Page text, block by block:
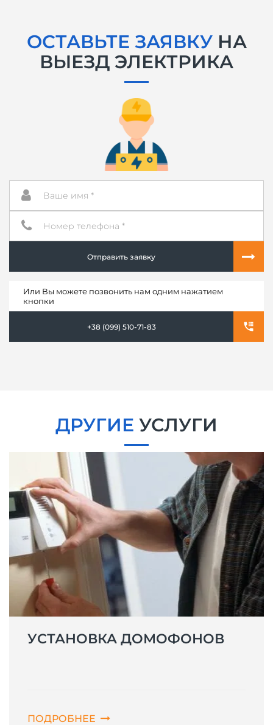
ОСТАВЬТЕ ЗАЯВКУНА
ВЫЕЗД ЭЛЕКТРИКА
Отправить заявку
Или Вы можете позвонить нам одним нажатием
кнопки
+38 (099) 510-71-83
ДРУГИЕ УСЛУГИ
УСТАНОВКА ДОМОФОНОВ
ПОДРОБНЕЕ